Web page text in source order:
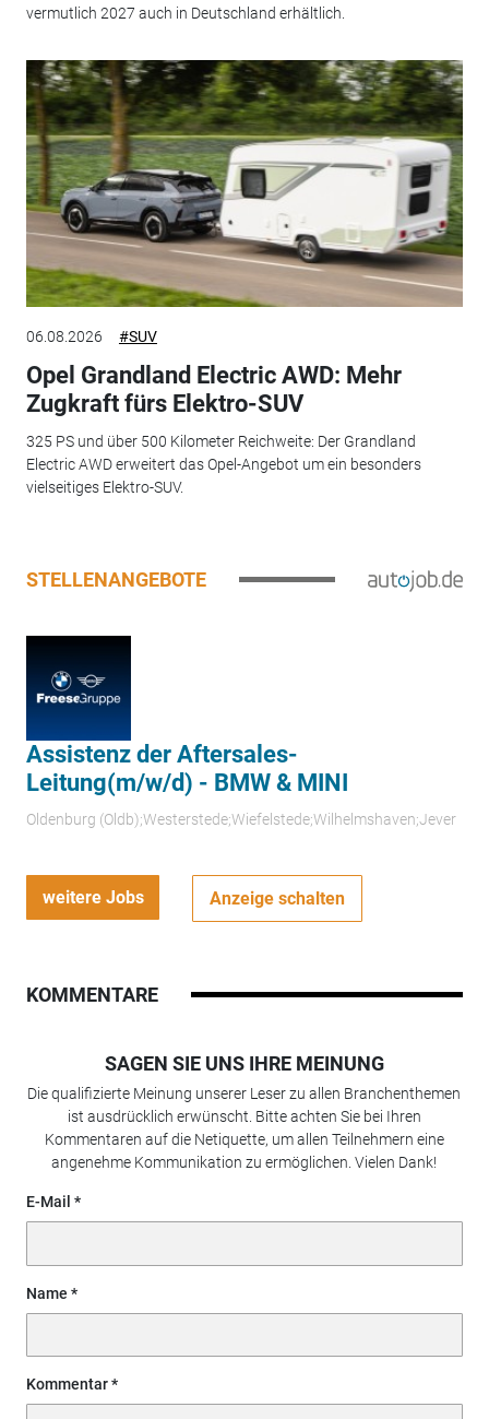
vermutlich 2027 auch in Deutschland erhältlich.
06.08.2026 #SUV
Opel Grandland Electric AWD: Mehr
Zugkraft fürs Elektro-SUV
325 PS und über 500 Kilometer Reichweite: Der Grandland
Electric AWD erweitert das Opel-Angebot um ein besonders
vielseitiges Elektro-SUV.
STELLENANGEBOTE
Assistenz der Aftersales-
Leitung(m/w/d) - BMW & MINI
Oldenburg (Oldb);Westerstede;Wiefelstede;Wilhelmshaven;Jever
weitere Jobs Anzeige schalten
KOMMENTARE
SAGEN SIE UNS IHRE MEINUNG
Die qualifizierte Meinung unserer Leser zu allen Branchenthemen
ist ausdrücklich erwünscht. Bitte achten Sie bei Ihren
Kommentaren auf die Netiquette, um allen Teilnehmern eine
angenehme Kommunikation zu ermöglichen. Vielen Dank!
E-Mail
Name
Kommentar